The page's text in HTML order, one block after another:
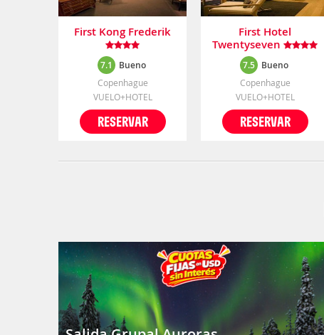
First Kong Frederik
7.1 Bueno
Copenhague
VUELO+HOTEL
RESERVAR
First Hotel
Twentyseven
7.5 Bueno
Copenhague
VUELO+HOTEL
RESERVAR